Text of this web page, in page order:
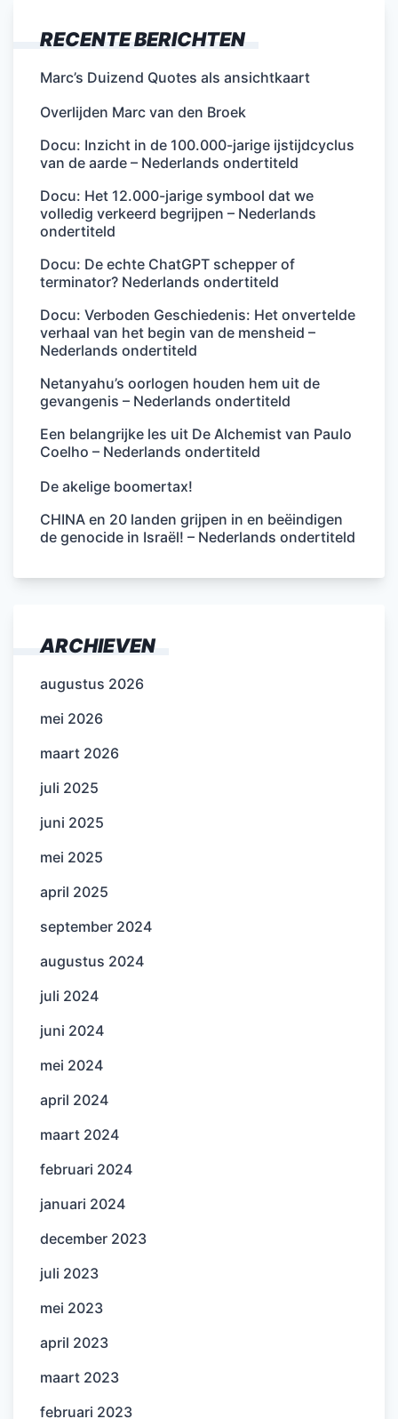
RECENTE BERICHTEN
Marc’s Duizend Quotes als ansichtkaart
Overlijden Marc van den Broek
Docu: Inzicht in de 100.000-jarige ijstijdcyclus
van de aarde – Nederlands ondertiteld
Docu: Het 12.000-jarige symbool dat we
volledig verkeerd begrijpen – Nederlands
ondertiteld
Docu: De echte ChatGPT schepper of
terminator? Nederlands ondertiteld
Docu: Verboden Geschiedenis: Het onvertelde
verhaal van het begin van de mensheid –
Nederlands ondertiteld
Netanyahu’s oorlogen houden hem uit de
gevangenis – Nederlands ondertiteld
Een belangrijke les uit De Alchemist van Paulo
Coelho – Nederlands ondertiteld
De akelige boomertax!
CHINA en 20 landen grijpen in en beëindigen
de genocide in Israël! – Nederlands ondertiteld
ARCHIEVEN
augustus 2026
mei 2026
maart 2026
juli 2025
juni 2025
mei 2025
april 2025
september 2024
augustus 2024
juli 2024
juni 2024
mei 2024
april 2024
maart 2024
februari 2024
januari 2024
december 2023
juli 2023
mei 2023
april 2023
maart 2023
februari 2023